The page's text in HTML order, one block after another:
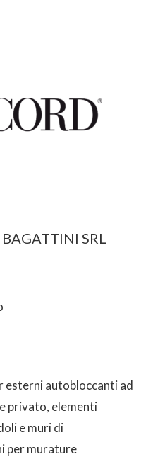
SRL
esterni autobloccanti ad
privato, elementi
e muri di
per murature